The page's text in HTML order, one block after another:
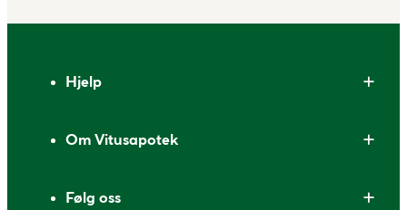
Hjelp
Om Vitusapotek
Følg oss